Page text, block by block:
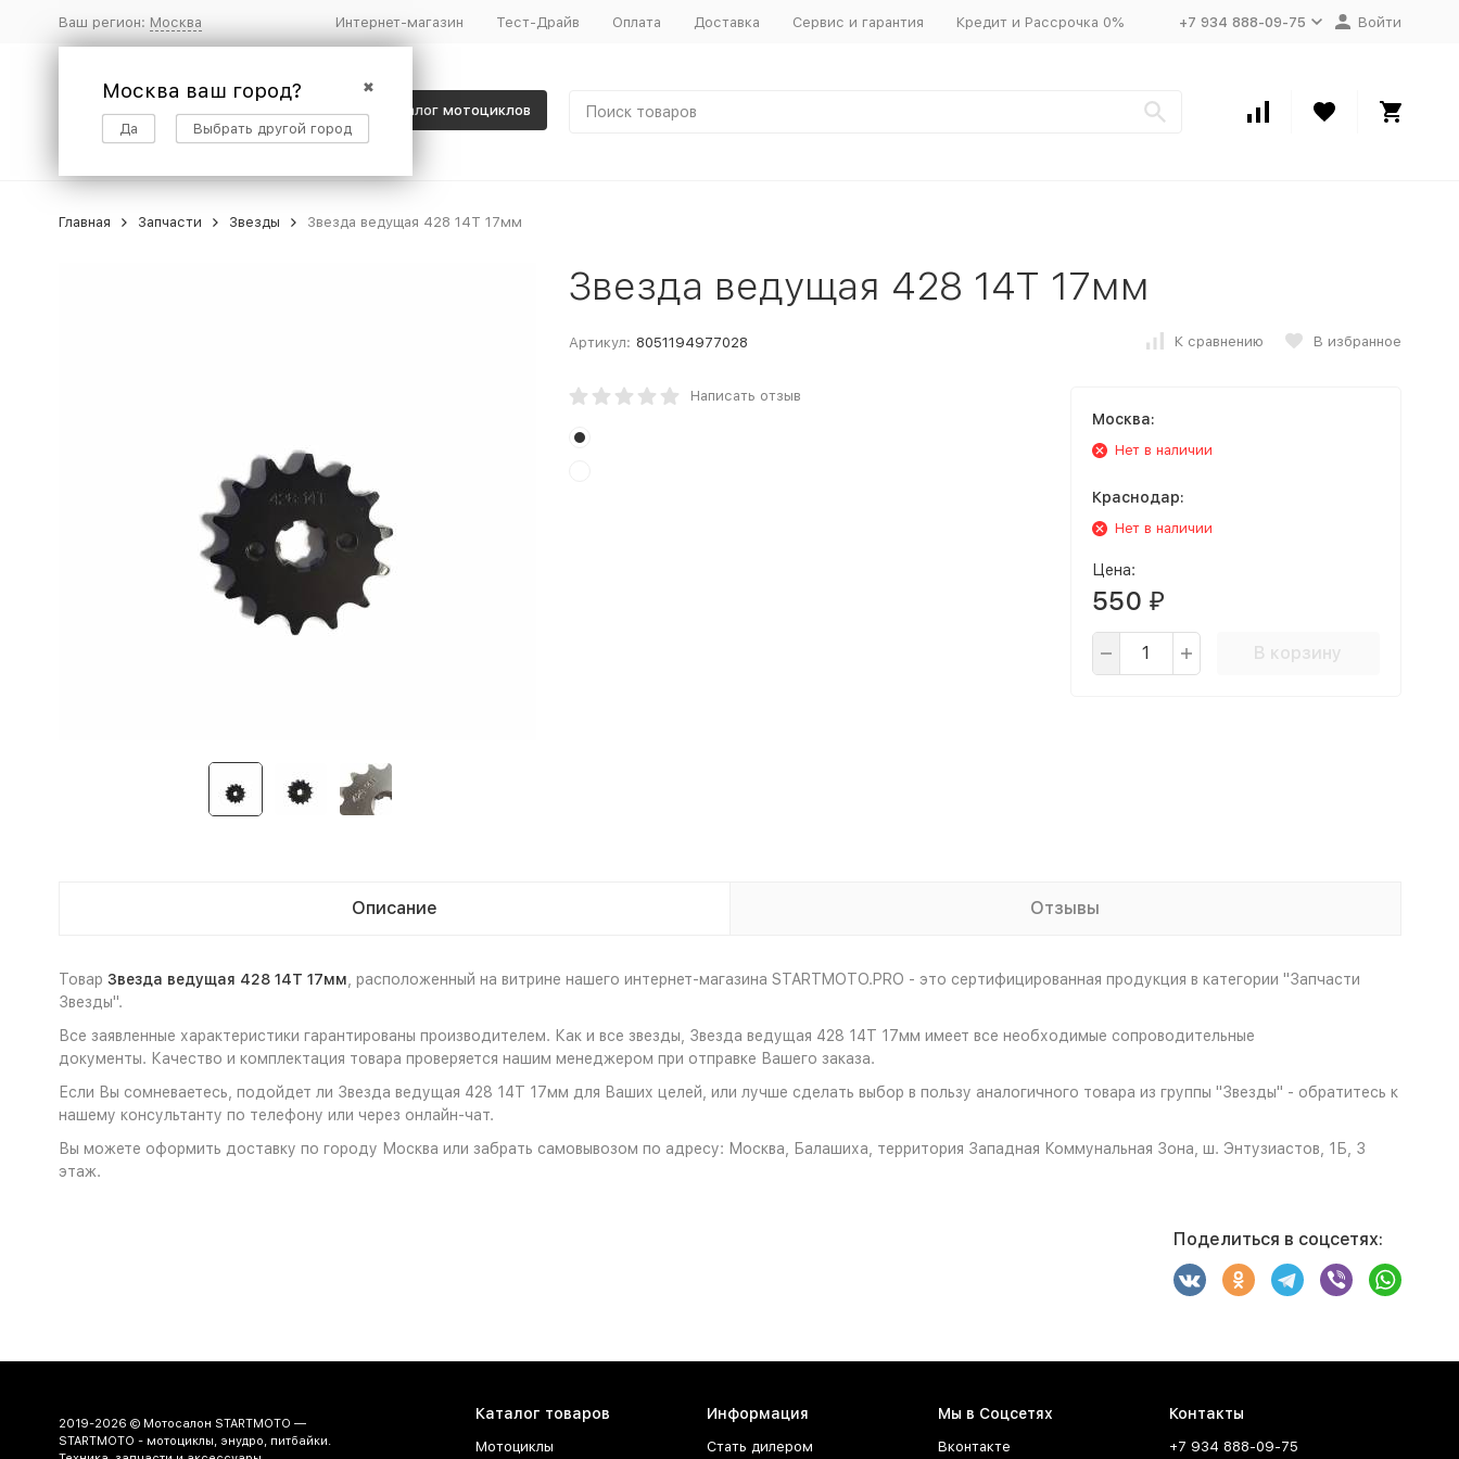
Ваш регион: Москва
✖
Москва ваш город?
Да Выбрать другой город
Интернет-магазин Тест-Драйв Оплата Доставка Сервис и гарантия Кредит и Рассрочка 0% +7 934 888-09-75 Войти
Каталог мотоциклов
Главная Запчасти Звезды Звезда ведущая 428 14Т 17мм
Звезда ведущая 428 14Т 17мм
Артикул: 8051194977028 К сравнению В избранное
Написать отзыв
Москва:
Нет в наличии
Краснодар:
Нет в наличии
Цена:
550 ₽
В корзину
Описание Отзывы
Товар Звезда ведущая 428 14Т 17мм , расположенный на витрине нашего интернет-магазина STARTMOTO.PRO - это сертифицированная продукция в категории "Запчасти
Звезды".
Все заявленные характеристики гарантированы производителем. Как и все звезды, Звезда ведущая 428 14Т 17мм имеет все необходимые сопроводительные
документы. Качество и комплектация товара проверяется нашим менеджером при отправке Вашего заказа.
Если Вы сомневаетесь, подойдет ли Звезда ведущая 428 14Т 17мм для Ваших целей, или лучше сделать выбор в пользу аналогичного товара из группы "Звезды" - обратитесь к
нашему консультанту по телефону или через онлайн-чат.
Вы можете оформить доставку по городу Москва или забрать самовывозом по адресу: Москва, Балашиха, территория Западная Коммунальная Зона, ш. Энтузиастов, 1Б, 3
этаж.
Поделиться в соцсетях:
2019-2026 © Мотосалон STARTMOTO —
STARTMOTO - мотоциклы, энудро, питбайки.
Каталог товаров
Мотоциклы
Информация
Стать дилером
Мы в Соцсетях
Вконтакте
Контакты
+7 934 888-09-75